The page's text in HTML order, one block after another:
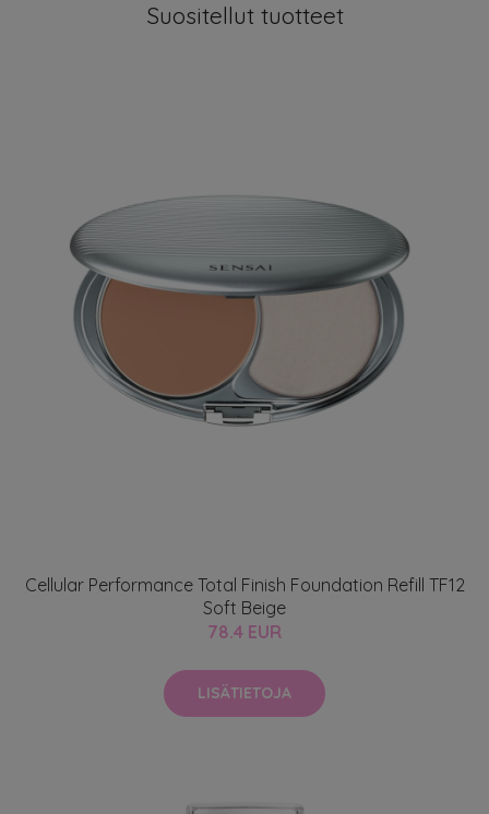
Suositellut tuotteet
Cellular Performance Total Finish Foundation Refill TF12
Soft Beige
78.4 EUR
LISÄTIETOJA